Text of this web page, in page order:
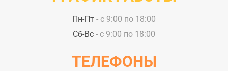
Пн-Пт - с 9:00 по 18:00
Сб-Вс - с 9:00 по 18:00
ТЕЛЕФОНЫ